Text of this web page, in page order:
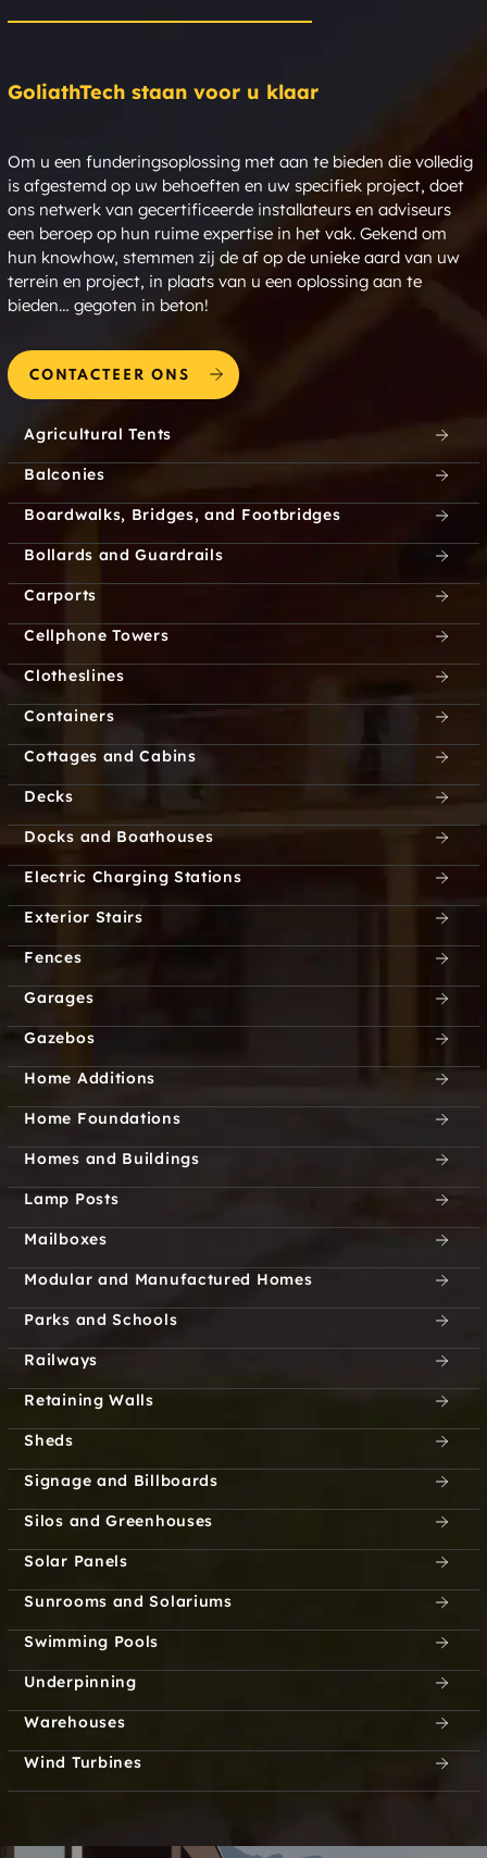
GoliathTech staan voor u klaar
Om u een funderingsoplossing met aan te bieden die volledig
is afgestemd op uw behoeften en uw specifiek project, doet
ons netwerk van gecertificeerde installateurs en adviseurs
een beroep op hun ruime expertise in het vak. Gekend om
hun knowhow, stemmen zij de af op de unieke aard van uw
terrein en project, in plaats van u een oplossing aan te
bieden… gegoten in beton!
CONTACTEER ONS
Agricultural Tents
Balconies
Boardwalks, Bridges, and Footbridges
Bollards and Guardrails
Carports
Cellphone Towers
Clotheslines
Containers
Cottages and Cabins
Decks
Docks and Boathouses
Electric Charging Stations
Exterior Stairs
Fences
Garages
Gazebos
Home Additions
Home Foundations
Homes and Buildings
Lamp Posts
Mailboxes
Modular and Manufactured Homes
Parks and Schools
Railways
Retaining Walls
Sheds
Signage and Billboards
Silos and Greenhouses
Solar Panels
Sunrooms and Solariums
Swimming Pools
Underpinning
Warehouses
Wind Turbines